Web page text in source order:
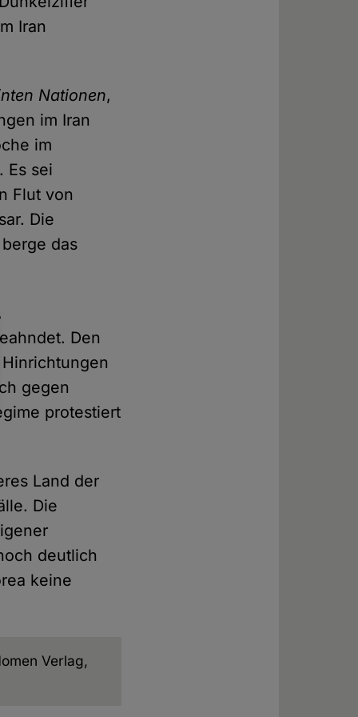
Iran
Nationen,
im Iran
im
Es sei
Flut von
Die
das
Den
gegen
protestiert
Land der
Die
deutlich
keine
Verlag,